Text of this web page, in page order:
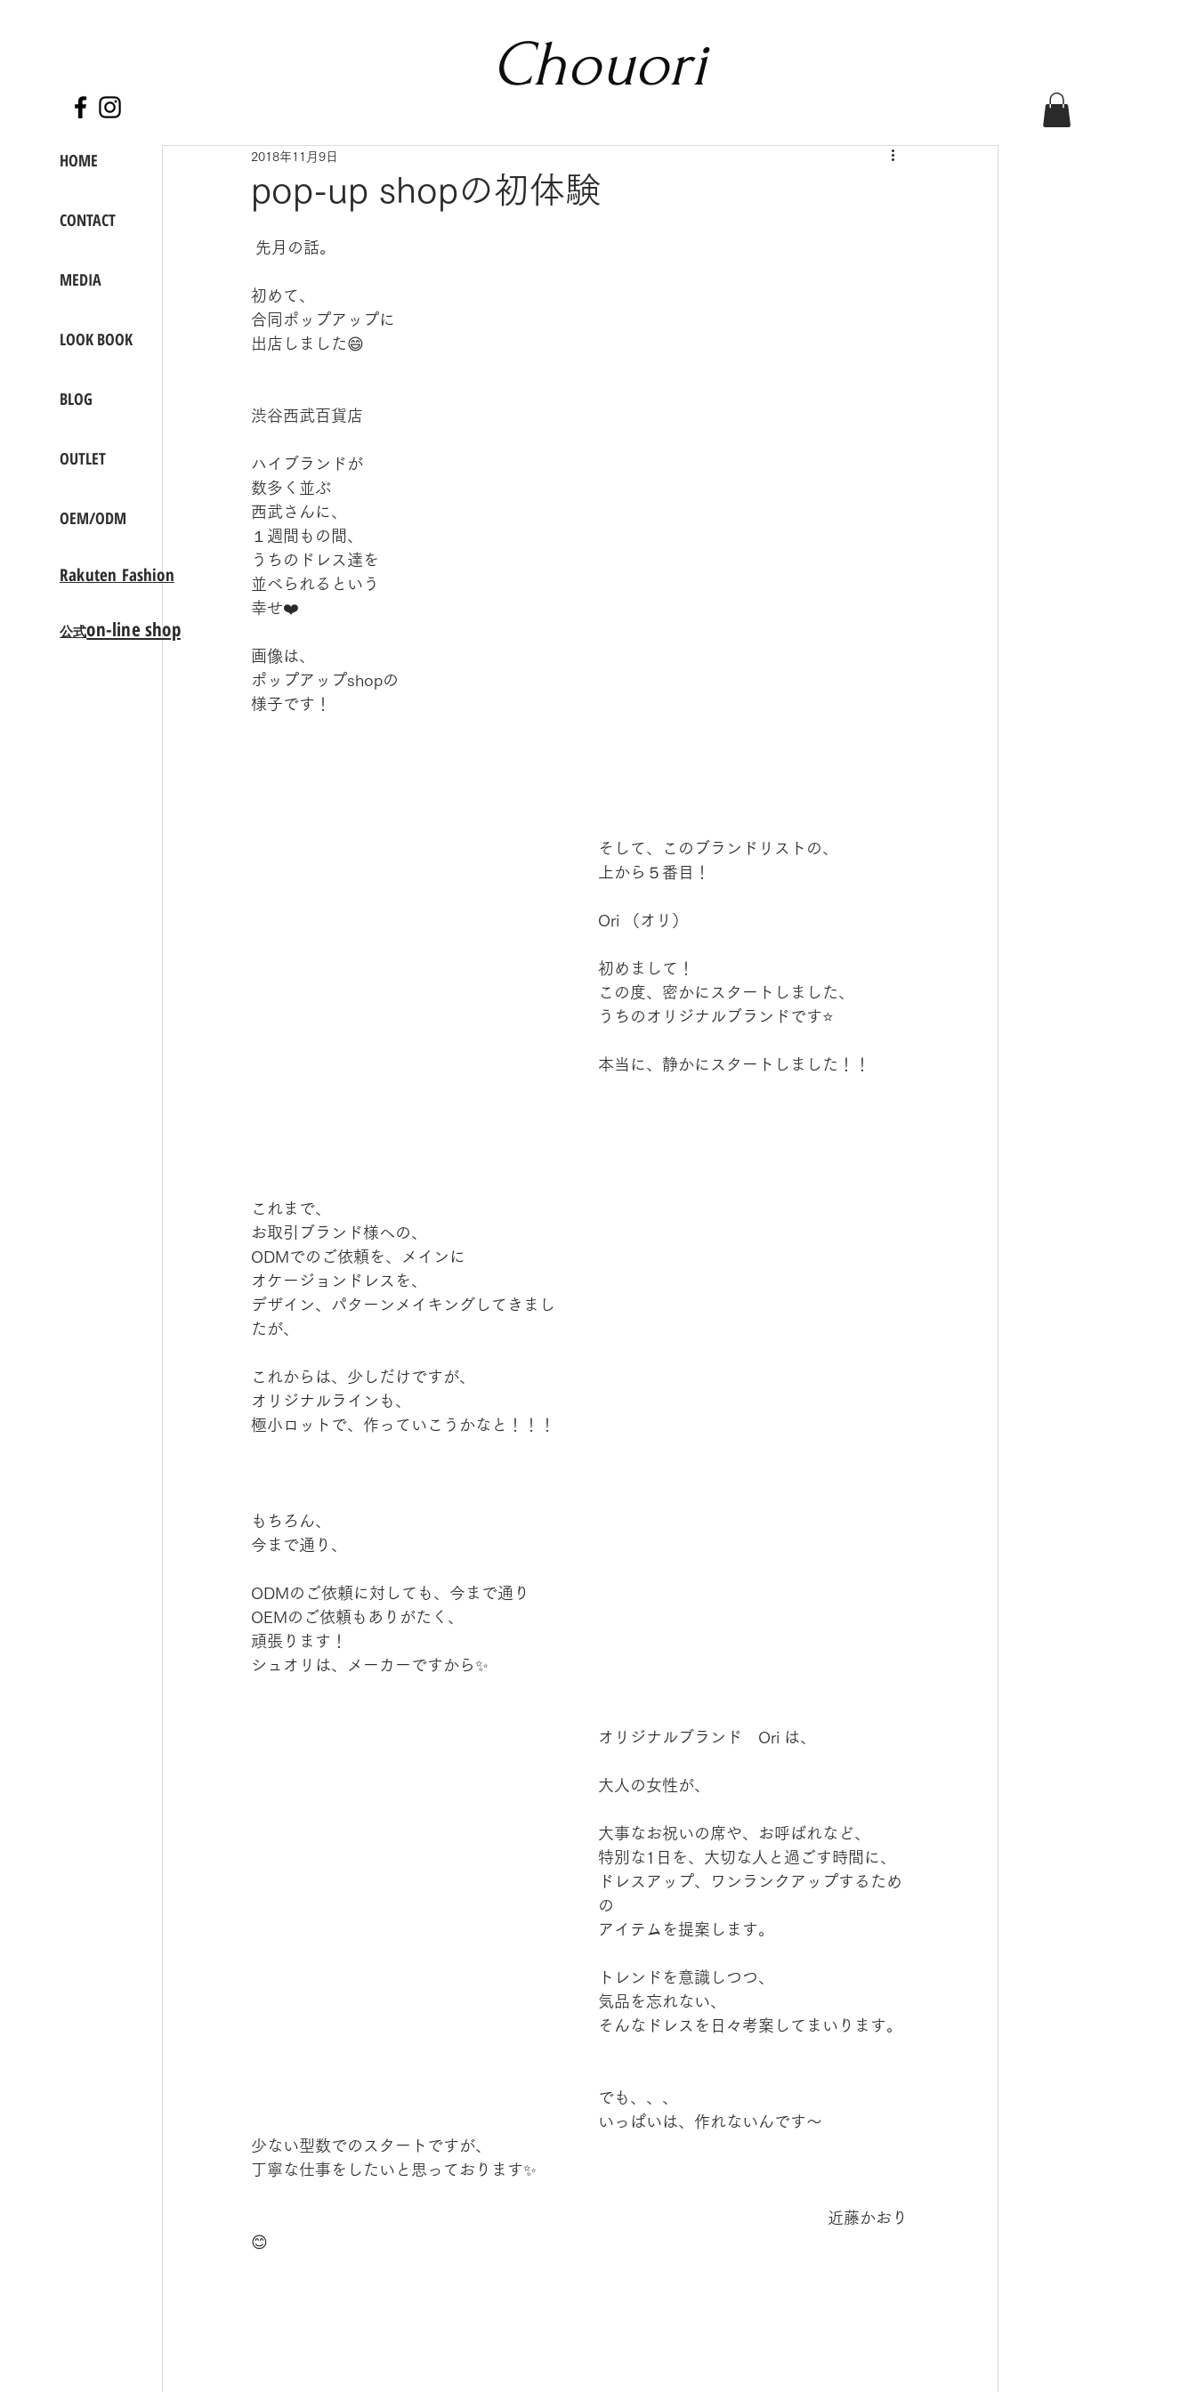
Chouori
pop-up shopの初体験
2018年11月9日
先月の話。
初めて、
合同ポップアップに
出店しました😄
渋谷西武百貨店
ハイブランドが
数多く並ぶ
西武さんに、
１週間もの間、
うちのドレス達を
並べられるという
幸せ❤️
画像は、
ポップアップshopの
様子です！
そして、このブランドリストの、
上から５番目！
Ori （オリ）
初めまして！
この度、密かにスタートしました、
うちのオリジナルブランドです⭐️
本当に、静かにスタートしました！！
これまで、
お取引ブランド様への、
ODMでのご依頼を、メインに
オケージョンドレスを、
デザイン、パターンメイキングしてきまし
たが、
これからは、少しだけですが、
オリジナルラインも、
極小ロットで、作っていこうかなと！！！
もちろん、
今まで通り、
ODMのご依頼に対しても、今まで通り
OEMのご依頼もありがたく、
頑張ります！
シュオリは、メーカーですから✨
オリジナルブランド　Ori は、
大人の女性が、
大事なお祝いの席や、お呼ばれなど、
特別な1日を、大切な人と過ごす時間に、
ドレスアップ、ワンランクアップするため
の
アイテムを提案します。
トレンドを意識しつつ、
気品を忘れない、
そんなドレスを日々考案してまいります。
でも、、、
いっぱいは、作れないんです〜
少ない型数でのスタートですが、
丁寧な仕事をしたいと思っております✨
近藤かおり
😊
HOME
CONTACT
MEDIA
LOOK BOOK
BLOG
OUTLET
OEM/ODM
Rakuten Fashion
公式on-line shop